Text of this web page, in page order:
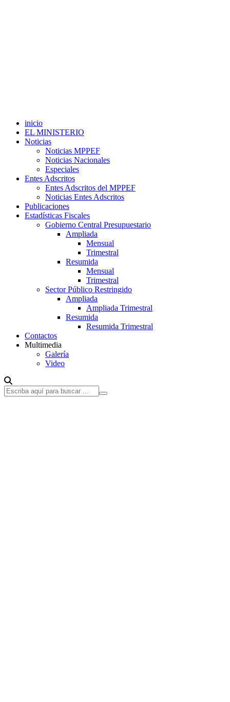
inicio
EL MINISTERIO
Noticias
Noticias MPPEF
Noticias Nacionales
Especiales
Entes Adscritos
Entes Adscritos del MPPEF
Noticias Entes Adscritos
Publicaciones
Estadísticas Fiscales
Gobierno Central Presupuestario
Ampliada
Mensual
Trimestral
Resumida
Mensual
Trimestral
Sector Público Restringido
Ampliada
Ampliada Trimestral
Resumida
Resumida Trimestral
Contactos
Multimedia
Galería
Video